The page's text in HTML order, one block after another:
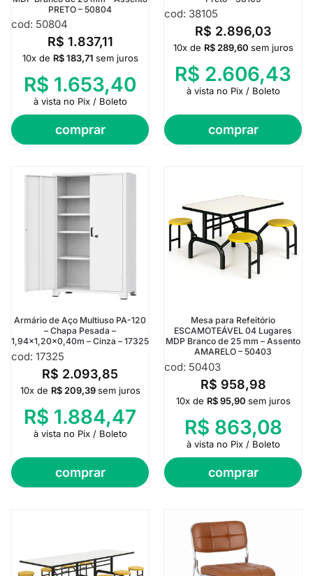
PRETO – 50804
cod: 50804
R$ 1.837,11
comprar
10x de R$183,71 sem juros
R$ 1.653,40
à vista no Pix / Boleto
cod: 38105
R$ 2.896,03
comprar
10x de R$289,60 sem juros
R$ 2.606,43
à vista no Pix / Boleto
Armário de Aço Multiuso PA-120
– Chapa Pesada –
1,94×1,20×0,40m – Cinza – 17325
cod: 17325
R$ 2.093,85
comprar
10x de R$209,39 sem juros
R$ 1.884,47
à vista no Pix / Boleto
Mesa para Refeitório
ESCAMOTEÁVEL 04 Lugares
MDP Branco de 25 mm – Assento
AMARELO – 50403
cod: 50403
R$ 958,98
comprar
10x de R$95,90 sem juros
R$ 863,08
à vista no Pix / Boleto